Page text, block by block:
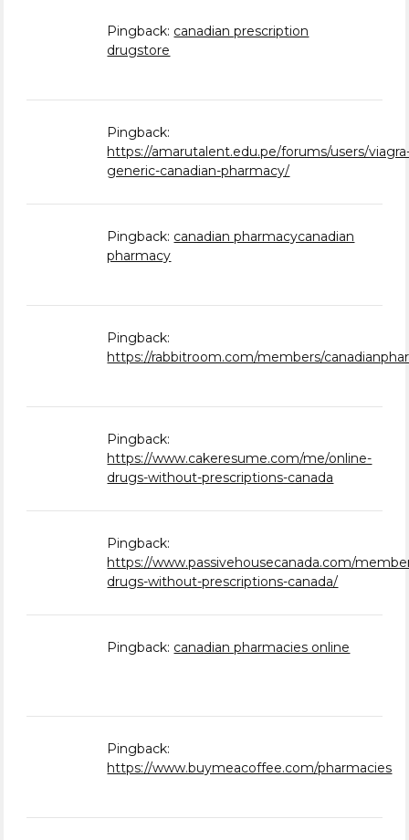
Pingback: canadian prescription
drugstore
Pingback:
https://amarutalent.edu.pe/forums/users/
generic-canadian-pharmacy/
Pingback: canadian pharmacycanadian
pharmacy
Pingback:
https://rabbitroom.com/members/
Pingback:
https://www.cakeresume.com/me/online-
drugs-without-prescriptions-canada
Pingback:
https://www.passivehousecanada.com/
drugs-without-prescriptions-canada/
Pingback: canadian pharmacies online
Pingback:
https://www.buymeacoffee.com/pharmacies